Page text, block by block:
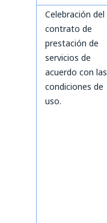
Celebración del
contrato de
prestación de
servicios de
acuerdo con las
condiciones de
uso.